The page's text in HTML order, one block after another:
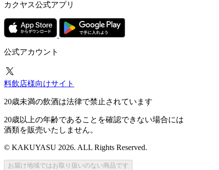
カクヤス公式アプリ
公式アカウント
料飲店様向けサイト
20歳未満の飲酒は法律で禁止されています
20歳以上の年齢であることを確認できない場合には
酒類を販売いたしません。
© KAKUYASU 2026. ALL Rights Reserved.
お届け地域ではお取り扱いのない商品です